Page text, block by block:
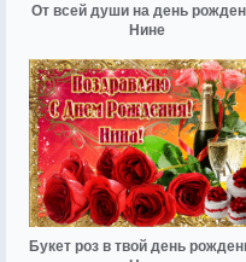
От всей души на день
Нине
Букет роз в твой день